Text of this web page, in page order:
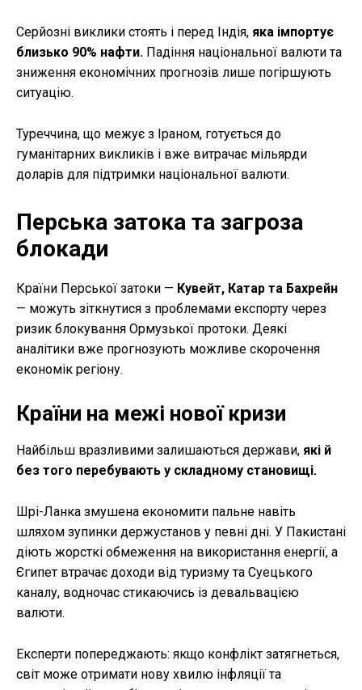
Серйозні виклики стоять і перед Індія, яка імпортує
близько 90% нафти. Падіння національної валюти та
зниження економічних прогнозів лише погіршують
ситуацію.
Туреччина, що межує з Іраном, готується до
гуманітарних викликів і вже витрачає мільярди
доларів для підтримки національної валюти.
Перська затока та загроза
блокади
Країни Перської затоки — Кувейт, Катар та Бахрейн
— можуть зіткнутися з проблемами експорту через
ризик блокування Ормузької протоки. Деякі
аналітики вже прогнозують можливе скорочення
економік регіону.
Країни на межі нової кризи
Найбільш вразливими залишаються держави, які й
без того перебувають у складному становищі.
Шрі-Ланка змушена економити пальне навіть
шляхом зупинки держустанов у певні дні. У Пакистані
діють жорсткі обмеження на використання енергії, а
Єгипет втрачає доходи від туризму та Суецького
каналу, водночас стикаючись із девальвацією
валюти.
Експерти попереджають: якщо конфлікт затягнеться,
світ може отримати нову хвилю інфляції та